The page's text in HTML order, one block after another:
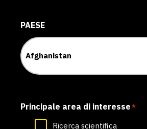
PAESE
Principale area di interesse*
Ricerca scientifica